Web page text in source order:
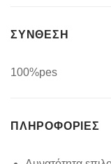
ΣΥΝΘΕΣΗ
100%pes
ΠΛΗΡΟΦΟΡΊΕΣ